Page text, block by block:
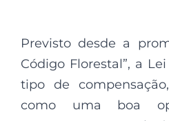
Previsto desde a
Código Florestal”, a Lei
tipo de
como uma boa